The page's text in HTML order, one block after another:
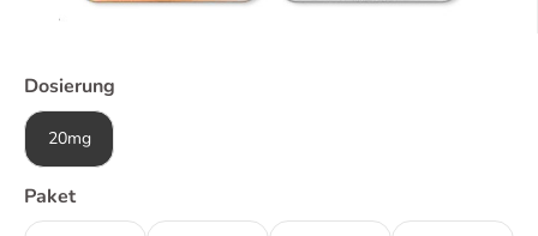
Dosierung
20mg
Paket